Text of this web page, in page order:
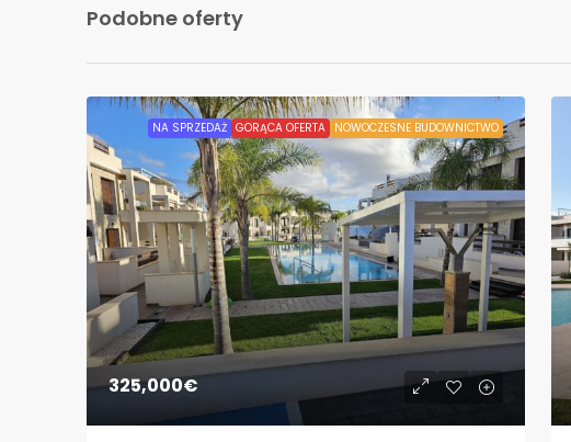
Podobne oferty
NA SPRZEDAŻ GORĄCA OFERTA NOWOCZESNE BUDOWNICTWO
325,000€